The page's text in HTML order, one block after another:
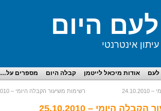
היום
אינטרנטי
לעם אודות מיכאל לייטמן קבלה היום מספרים על…
רשימות משיעור הקבלה היומי – 26.10.2010
היומי – 25.10.2010